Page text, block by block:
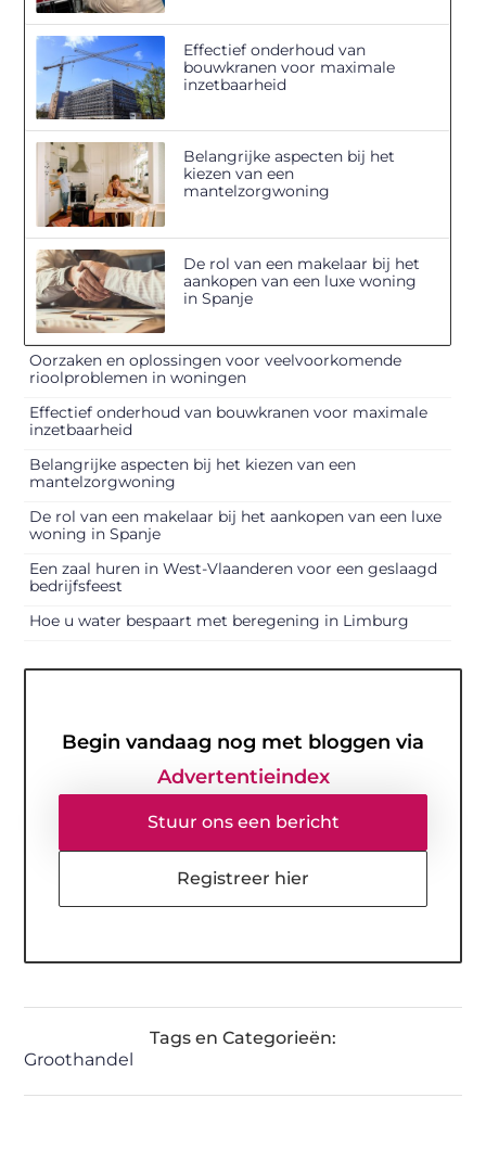
Effectief onderhoud van
bouwkranen voor maximale
inzetbaarheid
Belangrijke aspecten bij het
kiezen van een
mantelzorgwoning
De rol van een makelaar bij het
aankopen van een luxe woning
in Spanje
Oorzaken en oplossingen voor veelvoorkomende
rioolproblemen in woningen
Effectief onderhoud van bouwkranen voor maximale
inzetbaarheid
Belangrijke aspecten bij het kiezen van een
mantelzorgwoning
De rol van een makelaar bij het aankopen van een luxe
woning in Spanje
Een zaal huren in West-Vlaanderen voor een geslaagd
bedrijfsfeest
Hoe u water bespaart met beregening in Limburg
Begin vandaag nog met bloggen via
Advertentieindex
Stuur ons een bericht
Registreer hier
Tags en Categorieën:
Groothandel